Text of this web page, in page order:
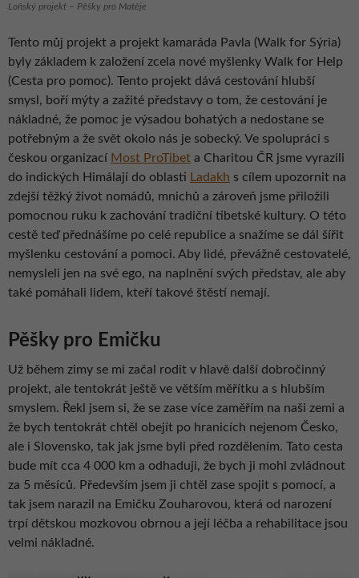
Loňský projekt – Pěšky pro Matěje
Tento můj projekt a projekt kamaráda Pavla (Walk for Sýria)
byly základem k založení zcela nové myšlenky Walk for Help
(Cesta pro pomoc). Tento projekt dává cestování hlubší
smysl, boří mýty a zažité představy o tom, že cestování je
nákladné, že pomoc je výsadou bohatých a nedostane se
potřebným a že svět okolo nás je sobecký. Ve spolupráci s
českou organizací Most ProTibet a Charitou ČR jsme vyrazili
do indických Himálají do oblasti Ladakh s cílem upozornit na
zdejší těžký život nomádů, mnichů a zároveň jsme přiložili
pomocnou ruku k zachování tradiční tibetské kultury. O této
cestě teď přednášíme po celé republice a snažíme se dál šířit
myšlenku cestování a pomoci. Aby lidé, převážně cestovatelé,
nemysleli jen na své ego, na naplnění svých představ, ale aby
také pomáhali lidem, kteří takové štěstí nemají.
Pěšky pro Emičku
Už během zimy se mi začal rodit v hlavě další dobročinný
projekt, ale tentokrát ještě ve větším měřítku a s hlubším
smyslem. Řekl jsem si, že se zase více zaměřím na naši zemi a
že bych tentokrát chtěl obejít po hranicích nejenom Česko,
ale i Slovensko, tak jak jsme byli před rozdělením. Tato cesta
bude mít cca 4 000 km a odhaduji, že bych ji mohl zvládnout
za 5 měsíců. Především jsem ji chtěl zase spojit s pomocí, a
tak jsem narazil na Emičku Zouharovou, která od narození
trpí dětskou mozkovou obrnou a její léčba a rehabilitace jsou
velmi nákladné.